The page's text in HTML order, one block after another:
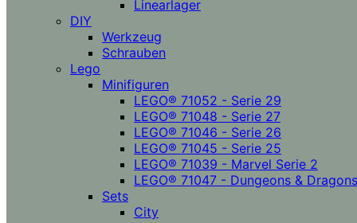
Linearlager
DIY
Werkzeug
Schrauben
Lego
Minifiguren
LEGO® 71052 - Serie 29
LEGO® 71048 - Serie 27
LEGO® 71046 - Serie 26
LEGO® 71045 - Serie 25
LEGO® 71039 - Marvel Serie 2
LEGO® 71047 - Dungeons & Dragons
Sets
City